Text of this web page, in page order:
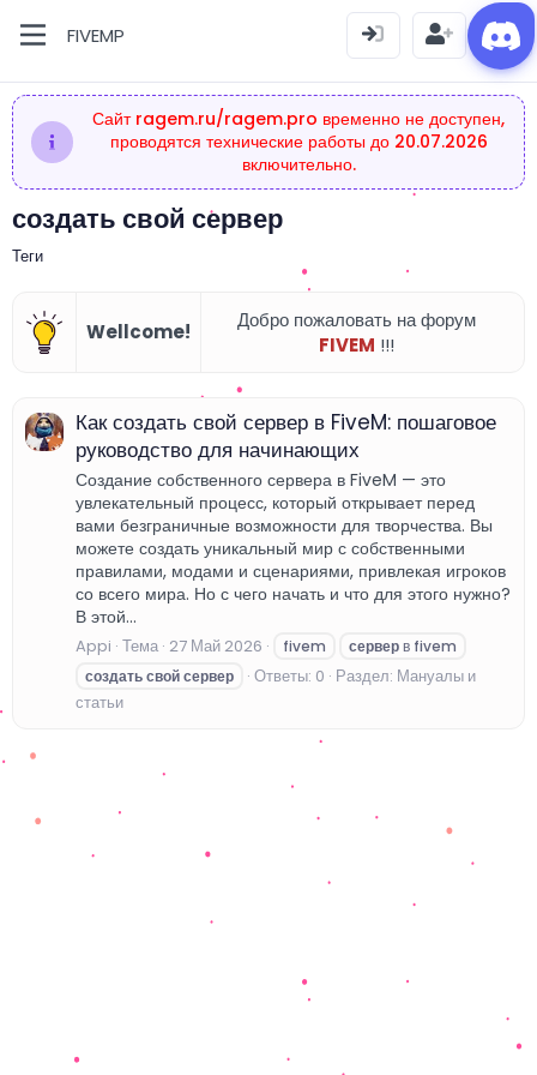
FIVEMP
Сайт ragem.ru/ragem.pro временно не доступен,
проводятся технические работы до 20.07.2026
включительно.
создать свой сервер
Теги
Wellcome!
Добро пожаловать на форум
FIVEM !!!
Как создать свой сервер в FiveM: пошаговое
руководство для начинающих
Создание собственного сервера в FiveM — это
увлекательный процесс, который открывает перед
вами безграничные возможности для творчества. Вы
можете создать уникальный мир с собственными
правилами, модами и сценариями, привлекая игроков
со всего мира. Но с чего начать и что для этого нужно?
В этой...
Appi Тема 27 Май 2026 fivem серверв fivem
создатьсвойсервер Ответы: 0 Раздел: Мануалы и
статьи